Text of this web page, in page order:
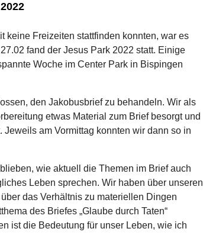
keine Freizeiten stattfinden konnten, war es
fand der Jesus Park 2022 statt. Einige
Woche im Center Park in Bispingen
den Jakobusbrief zu behandeln. Wir als
etwas Material zum Brief besorgt und
am Vormittag konnten wir dann so in
wie aktuell die Themen im Brief auch
Leben sprechen. Wir haben über unseren
das Verhältnis zu materiellen Dingen
des Briefes „Glaube durch Taten“
ist die Bedeutung für unser Leben, wie ich